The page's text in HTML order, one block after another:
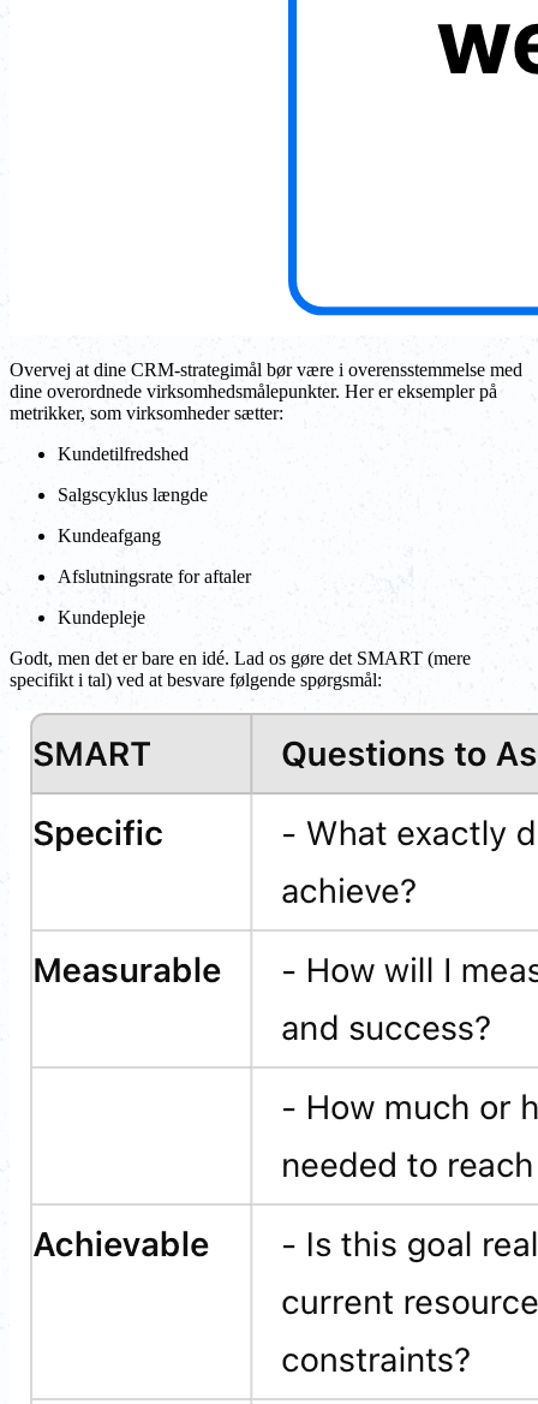
Overvej at dine CRM-strategimål bør være i overensstemmelse med
dine overordnede virksomhedsmålepunkter. Her er eksempler på
metrikker, som virksomheder sætter:
Kundetilfredshed
Salgscyklus længde
Kundeafgang
Afslutningsrate for aftaler
Kundepleje
Godt, men det er bare en idé. Lad os gøre det SMART (mere
specifikt i tal) ved at besvare følgende spørgsmål: